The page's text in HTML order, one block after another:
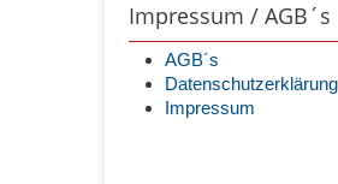
Impressum / AGB´s
AGB´s
Datenschutzerklärung
Impressum